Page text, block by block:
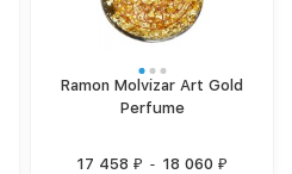
Ramon Molvizar Art Gold
Perfume
17 458₽ - 18 060₽